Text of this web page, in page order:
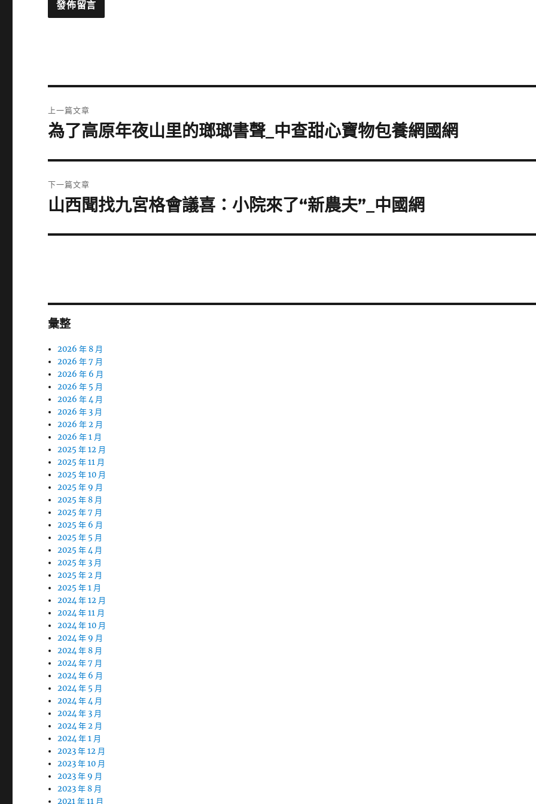
章
上一篇文章
上
篇
章:
為了高原年夜山里的瑯瑯書聲_中查甜心寶物包養網國網
下一篇文章
下
篇
山西聞找九宮格會議喜：小院來了“新農夫”_中國網
彙整
2026 年 8 月
2026 年 7 月
2026 年 6 月
2026 年 5 月
2026 年 4 月
2026 年 3 月
2026 年 2 月
2026 年 1 月
2025 年 12 月
2025 年 11 月
2025 年 10 月
2025 年 9 月
2025 年 8 月
2025 年 7 月
2025 年 6 月
2025 年 5 月
2025 年 4 月
2025 年 3 月
2025 年 2 月
2025 年 1 月
2024 年 12 月
2024 年 11 月
2024 年 10 月
2024 年 9 月
2024 年 8 月
2024 年 7 月
2024 年 6 月
2024 年 5 月
2024 年 4 月
2024 年 3 月
2024 年 2 月
2024 年 1 月
2023 年 12 月
2023 年 10 月
2023 年 9 月
2023 年 8 月
2021 年 11 月